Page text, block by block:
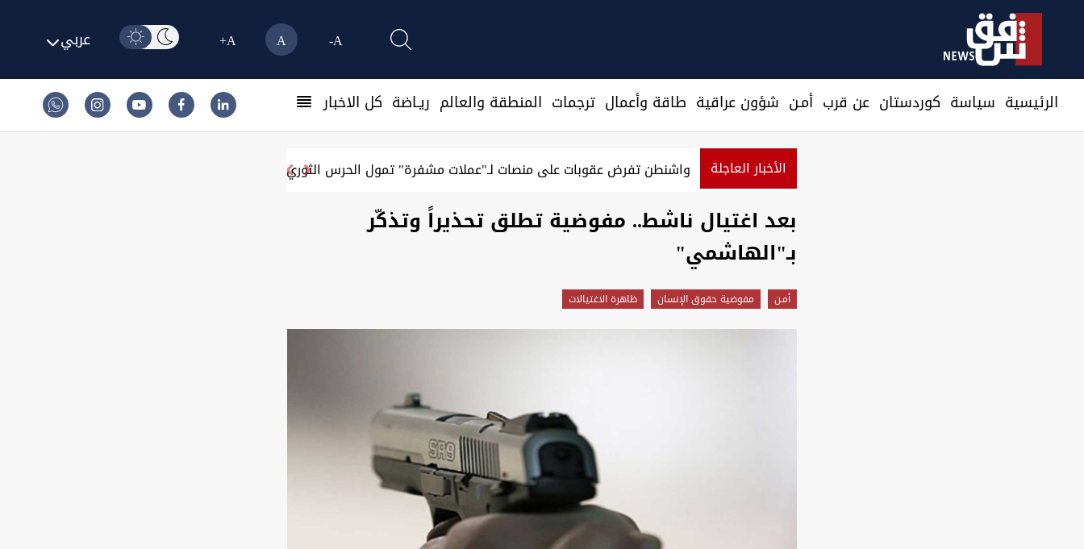
A-
A
A+ عربي
الرئيسية سیاسة كوردستان عن قرب أمـن شؤون عراقية طاقة وأعمال ترجمات المنطقة والعالم ريـاضة كل الاخبار
الأخبار العاجلة واشنطن تفرض عقوبات على منصات لـ"عملات مشفرة" تمول الحرس الثوري
بعد اغتيال ناشط.. مفوضية تطلق تحذيراً وتذكّر
بـ"الهاشمي"
أمـن مفوضية حقوق الإنسان ظاهرة الاغتيالات